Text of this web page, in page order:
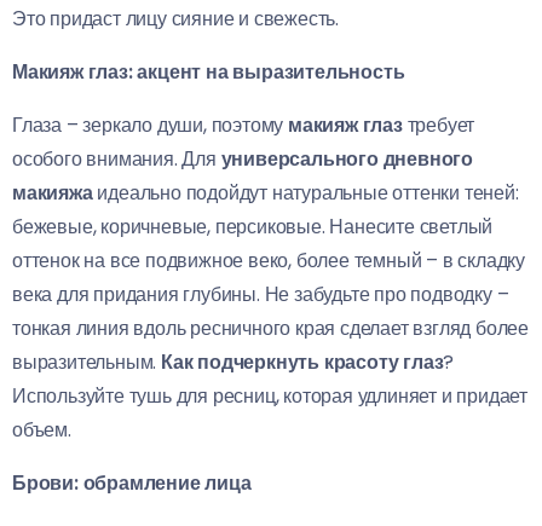
Это придаст лицу сияние и свежесть.
Макияж глаз: акцент на выразительность
Глаза – зеркало души, поэтому макияж глазтребует
особого внимания. Для универсального дневного
макияжаидеально подойдут натуральные оттенки теней:
бежевые, коричневые, персиковые. Нанесите светлый
оттенок на все подвижное веко, более темный – в складку
века для придания глубины. Не забудьте про подводку –
тонкая линия вдоль ресничного края сделает взгляд более
выразительным. Как подчеркнуть красоту глаз?
Используйте тушь для ресниц, которая удлиняет и придает
объем.
Брови: обрамление лица